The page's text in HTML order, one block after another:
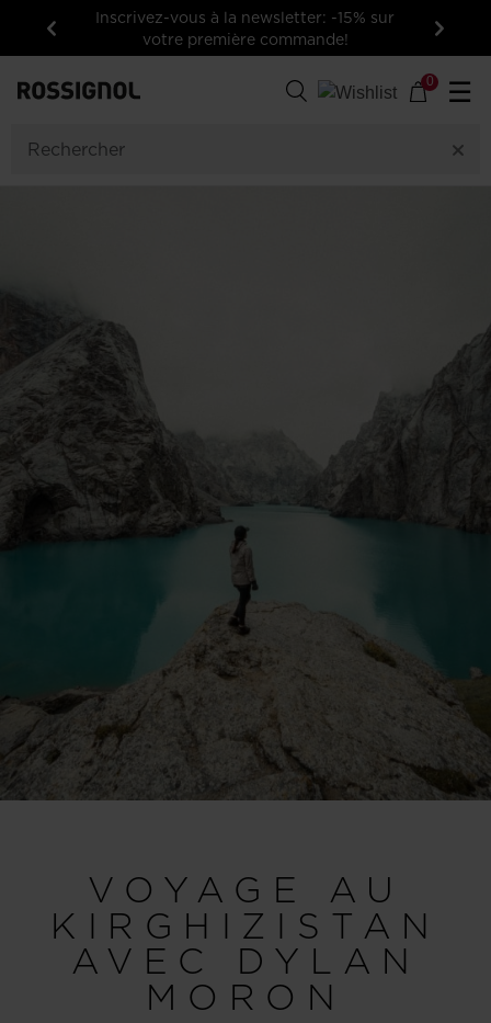
Précédent
Inscrivez-vous à la newsletter: -15% sur
votre première commande!
0 ☰
VOYAGE AU
KIRGHIZISTAN
AVEC DYLAN
MORON